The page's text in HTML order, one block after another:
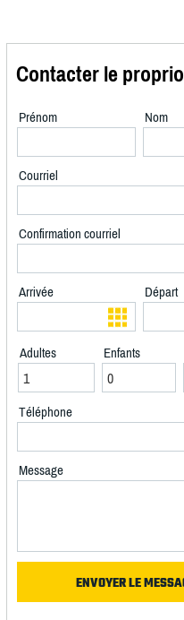
Contacter le proprio
Prénom Nom
Courriel
Confirmation courriel
Arrivée Départ
Adultes Enfants
Téléphone
Message